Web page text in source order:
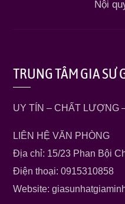
Nội
TRUNG TÂM GIA SƯ
UY TÍN – CHẤT LƯỢNG
LIÊN HỆ VĂN PHÒNG
Địa chỉ: 15/23 Phan Bội
Điện thoại: 0915310858
Website: